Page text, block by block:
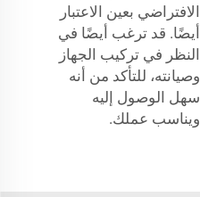
الافتراضي بعين الاعتبار
أيضًا. قد ترغب أيضًا في
النظر في تركيب الجهاز
وصيانته، للتأكد من أنه
سهل الوصول إليه
ويناسب عملك.